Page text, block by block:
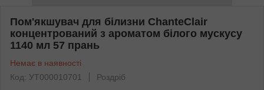
Пом'якшувач для білизни ChanteClair
концентрований з ароматом білого мускусу
1140 мл 57 прань
Немає в наявності
Код: УТ000010701
Роздріб